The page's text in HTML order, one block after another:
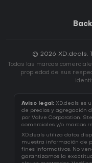
© 2026 XD.deals.
Todas las marcas
propiedad de sus
Aviso legal: XD.deals es
de precios y agregación
por Valve Corporation.
comerciales y/o marcas
XD.deals utiliza datos
muestra información de
fines informativos. No
garantizamos la